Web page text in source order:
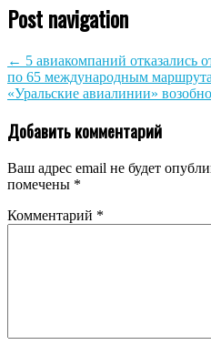
Post navigation
← 5 авиакомпаний отказались
по 65 международным
«Уральские авиалинии»
Добавить комментарий
Ваш адрес email не будет
помечены *
Комментарий *